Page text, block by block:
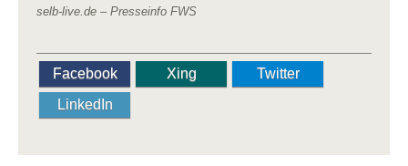
selb-live.de – Presseinfo FWS
Facebook Xing
Twitter
LinkedIn